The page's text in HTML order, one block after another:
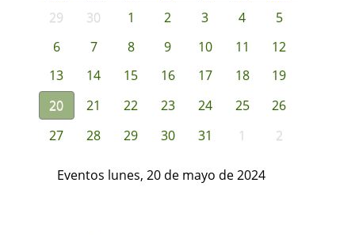
29 30 1 2 3 4
5
6
7 8 9 10 11
12
13
14 15 16 17 18
19
20
21 22 23 24 25
26
27
28 29 30 31 1 2
Eventos lunes, 20 de mayo de 2024